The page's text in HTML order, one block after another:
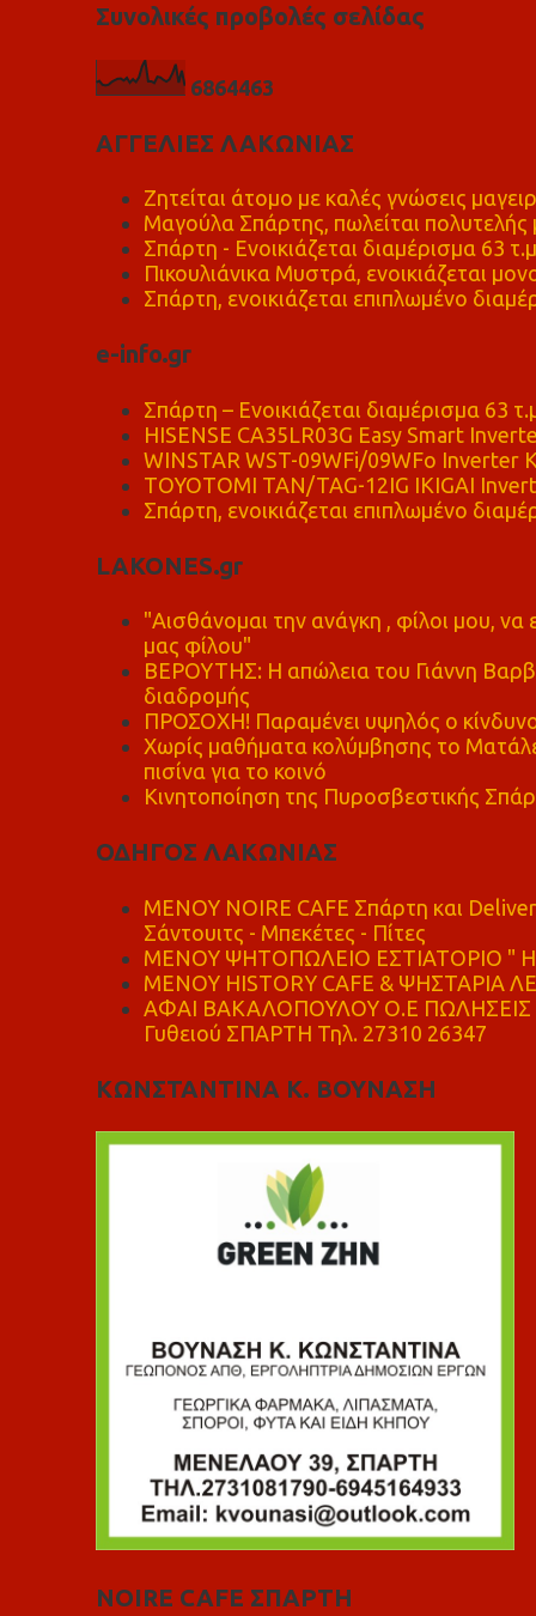
Συνολικές προβολές σελίδας
6864463
ΑΓΓΕΛΙΕΣ ΛΑΚΩΝΙΑΣ
Ζητείται άτομο με καλές γνώσεις
Μαγούλα Σπάρτης, πωλείται πολυτελής
Σπάρτη - Ενοικιάζεται διαμέρισμα 63 τ.μ
Πικουλιάνικα Μυστρά, ενοικιάζεται
Σπάρτη, ενοικιάζεται επιπλωμένο
e-info.gr
Σπάρτη – Ενοικιάζεται διαμέρισμα 63
HISENSE CA35LR03G Easy Smart
WINSTAR WST-09WFi/09WFo Inverter
TOYOTOMI TAN/TAG-12IG IKIGAI
Σπάρτη, ενοικιάζεται επιπλωμένο
LAKONES.gr
"Αισθάνομαι την ανάγκη , φίλοι μου,
μας φίλου"
ΒΕΡΟΥΤΗΣ: Η απώλεια του Γιάννη
διαδρομής
ΠΡΟΣΟΧΗ! Παραμένει υψηλός ο
Χωρίς μαθήματα κολύμβησης το
πισίνα για το κοινό
Κινητοποίηση της Πυροσβεστικής
ΟΔΗΓΟΣ ΛΑΚΩΝΙΑΣ
MENOY NOIRE CAFE Σπάρτη και
Σάντουιτς - Μπεκέτες - Πίτες
ΜΕΝΟΥ ΨΗΤΟΠΩΛΕΙΟ ΕΣΤΙΑΤΟΡΙΟ "
ΜΕΝΟΥ HISTORY CAFE & ΨΗΣΤΑΡΙΑ
ΑΦΑΙ ΒΑΚΑΛΟΠΟΥΛΟΥ Ο.Ε ΠΩΛΗΣΕΙΣ
Γυθειού ΣΠΑΡΤΗ Τηλ. 27310 26347
ΚΩΝΣΤΑΝΤΙΝΑ Κ. ΒΟΥΝΑΣΗ
NOIRE CAFE ΣΠΑΡΤΗ